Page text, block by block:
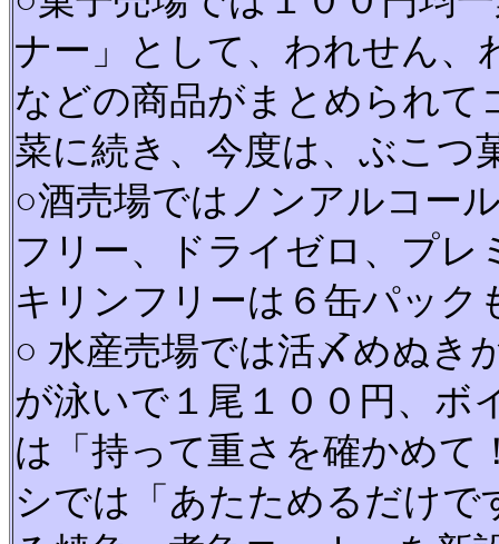
ナー」として、われせん、
などの商品がまとめられて
菜に続き、今度は、ぶこつ
○酒売場ではノンアルコー
フリー、ドライゼロ、プレ
キリンフリーは６缶パック
○ 水産売場では活〆めぬき
が泳いで１尾１００円、ボ
は「持って重さを確かめて
シでは「あたためるだけで